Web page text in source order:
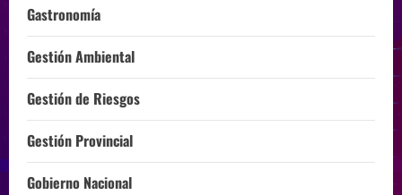
Gastronomía
Gestión Ambiental
Gestión de Riesgos
Gestión Provincial
Gobierno Nacional